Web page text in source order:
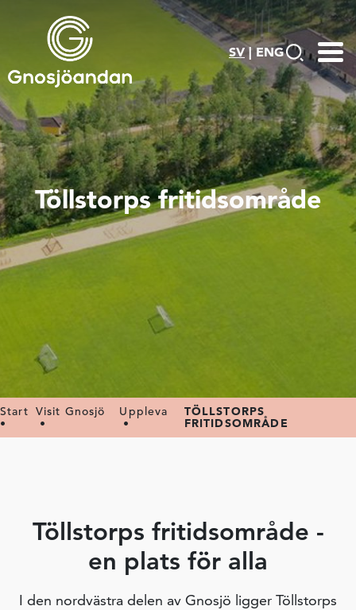
SV |ENG
Töllstorps fritidsområde
Start
•
Visit Gnosjö
•
Uppleva
•
TÖLLSTORPS
FRITIDSOMRÅDE
Töllstorps fritidsområde -
en plats för alla
I den nordvästra delen av Gnosjö ligger Töllstorps